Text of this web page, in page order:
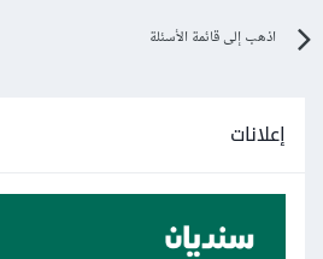
اذهب إلى قائمة الأسئلة
إعلانات